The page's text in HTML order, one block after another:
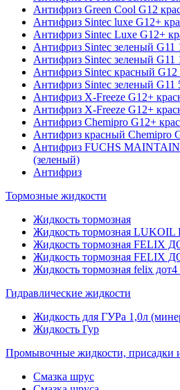
Антифриз Green Cool G12
Антифриз Sintec luxe G12+
Антифриз Sintec Luxe G12+
Антифриз Sintec зеленый G11
Антифриз Sintec зеленый G11
Антифриз Sintec красный G12
Антифриз Sintec зеленый G11
Антифриз X-Freeze G12+
Антифриз X-Freeze G12+
Антифриз Chemipro G12+
Антифриз красный Chemipro
Антифриз FUCHS
(зеленый)
Антифриз
Тормозные жидкости
Жидкость тормозная
Жидкость тормозная LUKOIL
Жидкость тормозная FELIX
Жидкость тормозная FELIX
Жидкость тормозная felix дот4
Гидравлические жидкости
Жидкость для ГУРа 1,0л
Жидкость Гур
Промывочные жидкости, присадки
Смазка шрус